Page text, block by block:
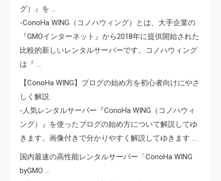
グ）』を …
-ConoHa WING（コノハウィング）とは、大手企業の
『GMOインターネット』から2018年に提供開始された
比較的新しいレンタルサーバーです。コノハウィング
は『 …
【ConoHa WING】ブログの始め方を初心者向けにやさ
しく解説
-人気レンタルサーバー『ConoHa WING（コノハウィ
ング）』を使ったブログの始め方について解説してゆ
きます。画像付きで分かりやすく解説してゆきます …
国内最速の高性能レンタルサーバー「ConoHa WING
byGMO …